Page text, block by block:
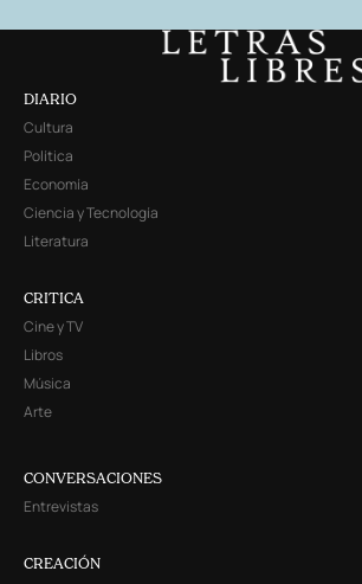
DIARIO
Cultura
Política
Economía
Ciencia y Tecnología
Literatura
CRITICA
Cine y TV
Libros
Música
Arte
CONVERSACIONES
Entrevistas
CREACIÓN